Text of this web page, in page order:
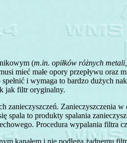
(m.in. opiłków różnych
mieć małe opory przepływu oraz
i wymaga to bardzo dużych
jak filtr oryginalny.
Zanieczyszczenia
to produkty spalania
Procedura wypalania filtra
kanałem i nie podlega żadnemu